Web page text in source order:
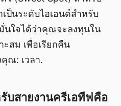
ป็นระดับไฮเอนด์สำหรับ
ใจได้ว่าคุณจะลงทุนใน
สม เพื่อเรียกคืน
ณ: เวลา.
บสายงานครีเอทีฟคือ